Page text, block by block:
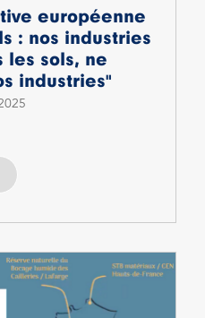
européenne
: nos industries
les sols, ne
industries"